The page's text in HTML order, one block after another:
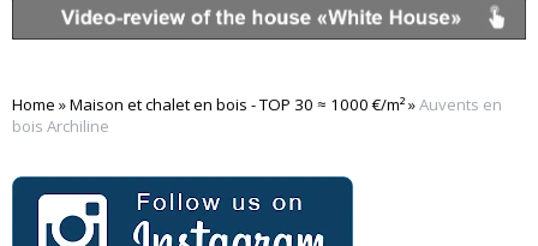
Home »Maison et chalet en bois - TOP 30 ≈ 1000 €/m²»Auvents en
bois Archiline